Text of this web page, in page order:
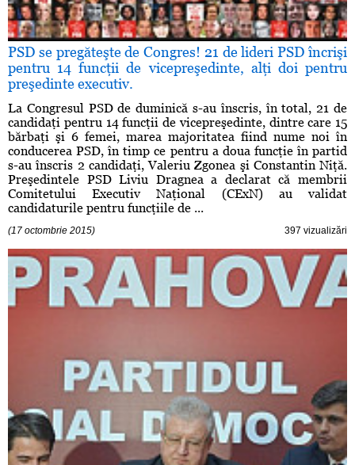
PSD se pregăteşte de Congres! 21 de lideri PSD încrişi
pentru 14 funcţii de vicepreşedinte, alţi doi pentru
preşedinte executiv.
La Congresul PSD de duminică s-au înscris, în total, 21 de
candidaţi pentru 14 funcţii de vicepreşedinte, dintre care 15
bărbaţi şi 6 femei, marea majoritatea fiind nume noi în
conducerea PSD, în timp ce pentru a doua funcţie în partid
s-au înscris 2 candidaţi, Valeriu Zgonea şi Constantin Niţă.
Preşedintele PSD Liviu Dragnea a declarat că membrii
Comitetului Executiv Naţional (CExN) au validat
candidaturile pentru funcţiile de ...
(17 octombrie 2015) 397 vizualizări